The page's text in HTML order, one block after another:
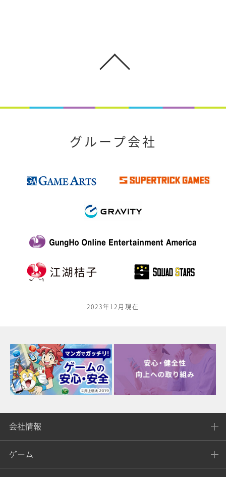
グループ会社
2023年12月現在
会社情報
ゲーム